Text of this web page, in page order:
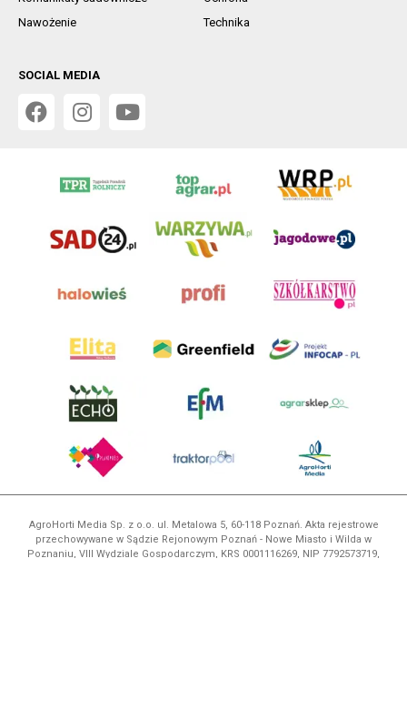
Nawożenie
Technika
SOCIAL MEDIA
AgroHorti Media Sp. z o.o. ul. Metalowa 5, 60-118 Poznań. Akta rejestrowe
przechowywane w Sądzie Rejonowym Poznań - Nowe Miasto i Wilda w
Poznaniu, VIII Wydziale Gospodarczym, KRS 0001116269, NIP 7792573719,